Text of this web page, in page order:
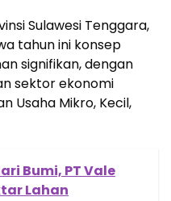
Sulawesi Tenggara,
tahun ini konsep
signifikan, dengan
sektor ekonomi
Usaha Mikro, Kecil,
Bumi, PT Vale
Lahan